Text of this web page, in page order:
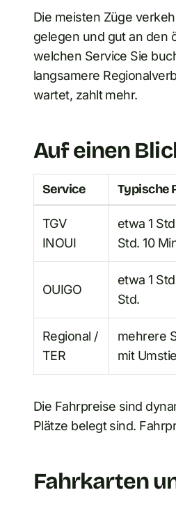
Die meisten Züge
gelegen und gut an den
welchen Service Sie
langsamere
wartet, zahlt mehr.
Auf einen
Service Typische
TGV
INOUI
etwa 1
Std. 10
OUIGO
etwa 1
Std.
Regional /
TER
mehrere
mit
Die Fahrpreise sind
Plätze belegt sind.
Fahrkarten